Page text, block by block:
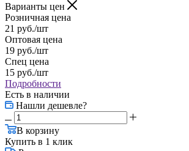
Варианты цен
Розничная цена
21 руб./шт
Оптовая цена
19 руб./шт
Спец цена
15 руб./шт
Подробности
Есть в наличии
Нашли дешевле?
В корзину
Купить в 1 клик